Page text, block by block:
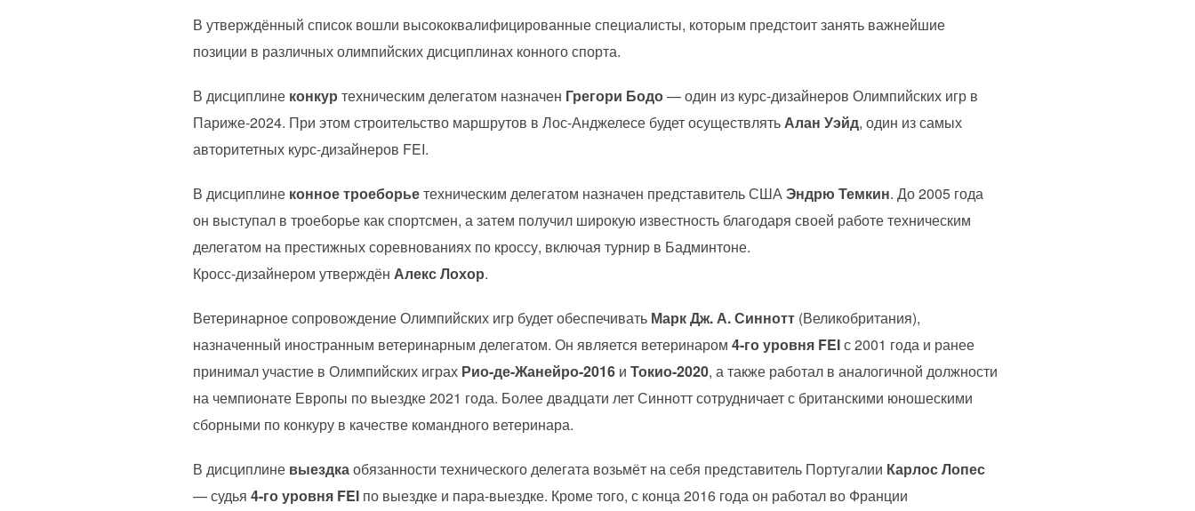
В утверждённый список вошли высококвалифицированные специалисты, которым предстоит занять важнейшие
позиции в различных олимпийских дисциплинах конного спорта.
В дисциплине конкур техническим делегатом назначен Грегори Бодо— один из курс-дизайнеров Олимпийских игр в
Париже-2024. При этом строительство маршрутов в Лос-Анджелесе будет осуществлятьАлан Уэйд, один из самых
авторитетных курс-дизайнеров FEI.
В дисциплине конное троеборьетехническим делегатом назначен представитель СШАЭндрю Темкин. До 2005 года
он выступал в троеборье как спортсмен, а затем получил широкую известность благодаря своей работе техническим
делегатом на престижных соревнованиях по кроссу, включая турнир в Бадминтоне.
Кросс-дизайнером утверждён Алекс Лохор.
Ветеринарное сопровождение Олимпийских игр будет обеспечивать Марк Дж. А. Синнотт (Великобритания),
назначенный иностранным ветеринарным делегатом. Он является ветеринаром 4-го уровня FEIс 2001 года и ранее
принимал участие в Олимпийских играх Рио-де-Жанейро-2016 и Токио-2020, а также работал в аналогичной должности
на чемпионате Европы по выездке 2021 года. Более двадцати лет Синнотт сотрудничает с британскими юношескими
сборными по конкуру в качестве командного ветеринара.
В дисциплине выездкаобязанности технического делегата возьмёт на себя представитель Португалии Карлос Лопес
— судья 4-го уровня FEI по выездке и пара-выездке. Кроме того, с конца 2016 года он работал во Франции